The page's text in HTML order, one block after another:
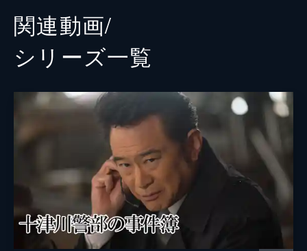
関連動画/
シリーズ⼀覧